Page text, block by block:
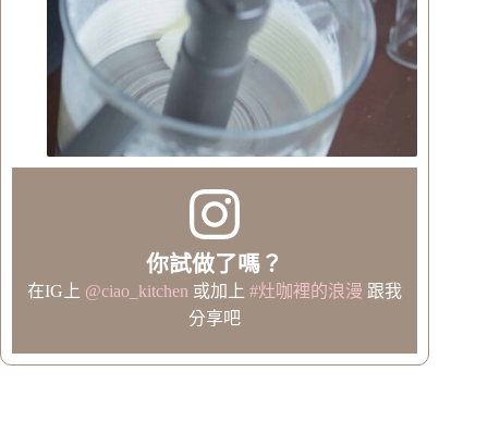
你試做了嗎？
在IG上 @ciao_kitchen 或加上#灶咖裡的浪漫 跟我
分享吧